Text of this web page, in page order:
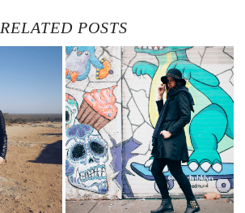
RELATED POSTS